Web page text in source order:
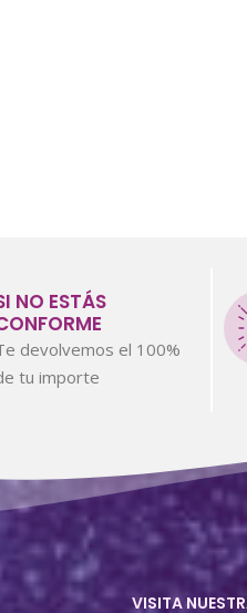
NO ESTÁS
devolvemos el 100%
tu importe
VISITA